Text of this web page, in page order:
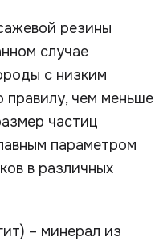
резины
случае
с низким
чем меньше
частиц
параметром
в различных
– минерал из